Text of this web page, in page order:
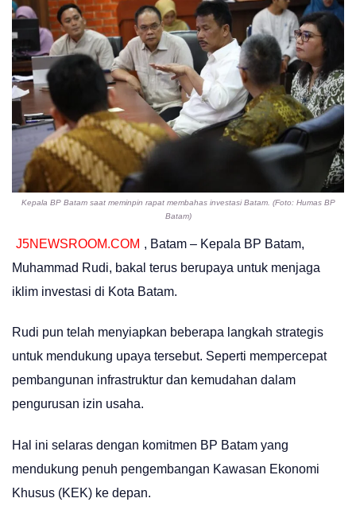
Kepala BP Batam saat meminpin rapat membahas investasi Batam. (Foto: Humas BP
Batam)
J5NEWSROOM.COM , Batam – Kepala BP Batam,
Muhammad Rudi, bakal terus berupaya untuk menjaga
iklim investasi di Kota Batam.
Rudi pun telah menyiapkan beberapa langkah strategis
untuk mendukung upaya tersebut. Seperti mempercepat
pembangunan infrastruktur dan kemudahan dalam
pengurusan izin usaha.
Hal ini selaras dengan komitmen BP Batam yang
mendukung penuh pengembangan Kawasan Ekonomi
Khusus (KEK) ke depan.